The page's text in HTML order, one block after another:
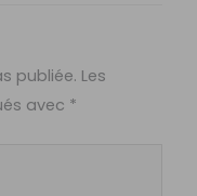
publiée. Les
avec *